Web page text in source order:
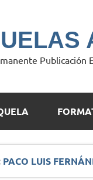
Publicación
PACO LUIS